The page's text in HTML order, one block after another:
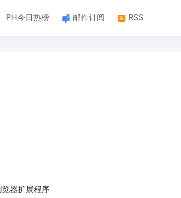
PH今日热榜 邮件订阅 RSS
器扩展程序